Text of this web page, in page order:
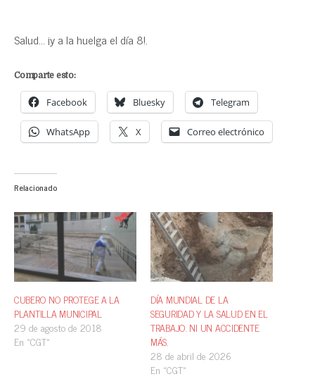
Salud… ¡y a la huelga el día 8!.
Comparte esto:
Facebook Bluesky Telegram
WhatsApp X Correo electrónico
Relacionado
CUBERO NO PROTEGE A LA
PLANTILLA MUNICIPAL
29 de agosto de 2018
En «CGT»
DÍA MUNDIAL DE LA
SEGURIDAD Y LA SALUD EN EL
TRABAJO. NI UN ACCIDENTE
MÁS.
28 de abril de 2026
En «CGT»